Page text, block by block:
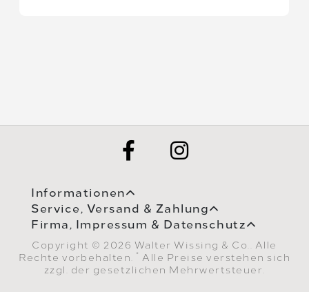
Informationen
Service, Versand & Zahlung
Firma, Impressum & Datenschutz
Copyright © 2026 Walter Wissing & Co.. Alle
Rechte vorbehalten.
* Alle Preise verstehen sich
zzgl. der gesetzlichen Mehrwertsteuer.